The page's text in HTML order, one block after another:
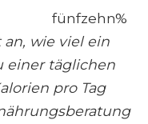
fünfzehn%
an, wie viel ein
einer täglichen
pro Tag